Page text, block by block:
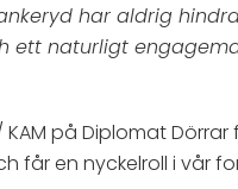
har aldrig
ett naturligt
KAM på Diplomat
får en nyckelroll i vår